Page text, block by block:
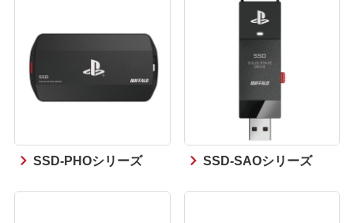
SSD-PHOシリーズ SSD-SAOシリーズ